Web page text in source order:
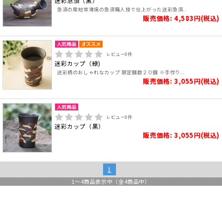
急須の産地常滑焼の急須職人技で仕上がった迷彩急須..
販売価格: 4,583円(税込)
レビュー0件
迷彩カップ（緑)
迷彩柄のおしゃれなカップ 限定個数２０個 ※手作り..
販売価格: 3,055円(税込)
レビュー0件
迷彩カップ（黒）
販売価格: 3,055円(税込)
1
1 ～4商品表示中（全4商品中）